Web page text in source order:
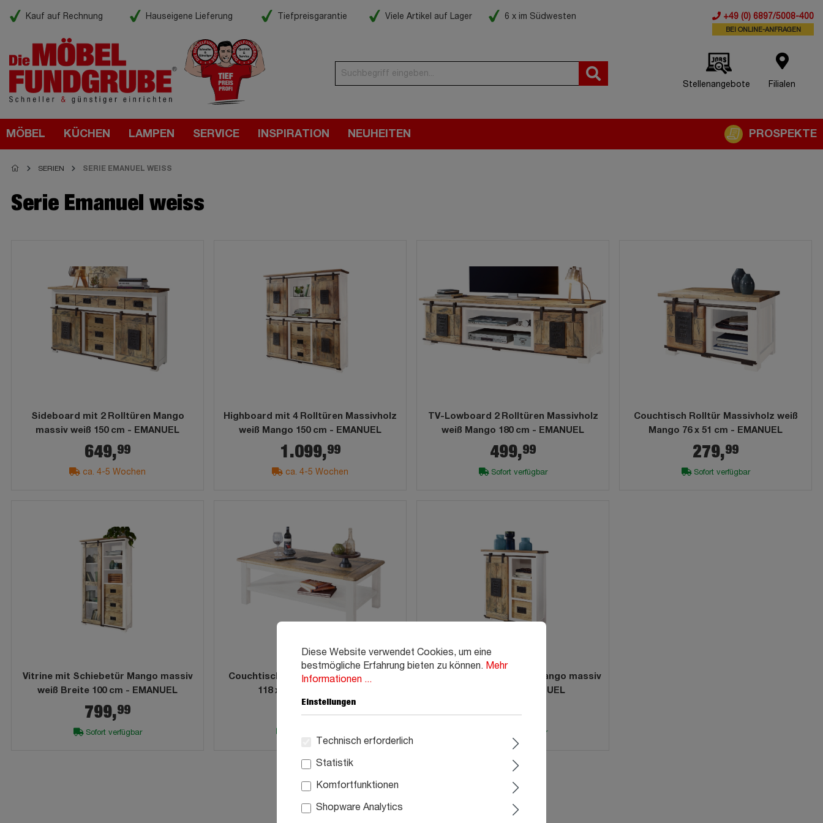
Kauf auf Rechnung Hauseigene Lieferung Tiefpreisgarantie Viele Artikel auf Lager 6 x im Südwesten +49 (0) 6897/5008-400
BEI ONLINE-ANFRAGEN
Stellenangebote Filialen
MÖBEL KÜCHEN LAMPEN SERVICE INSPIRATION NEUHEITEN PROSPEKTE
SERIEN SERIE EMANUEL WEISS
Serie Emanuel weiss
Sideboard mit 2 Rolltüren Mango
massiv weiß 150 cm - EMANUEL
649,99
ca. 4-5 Wochen
Highboard mit 4 Rolltüren Massivholz
weiß Mango 150 cm - EMANUEL
1.099,99
ca. 4-5 Wochen
TV-Lowboard 2 Rolltüren Massivholz
weiß Mango 180 cm - EMANUEL
499,99
Sofort verfügbar
Couchtisch Rolltür Massivholz weiß
Mango 76 x 51 cm - EMANUEL
279,99
Sofort verfügbar
Vitrine mit Schiebetür Mango massiv
weiß Breite 100 cm - EMANUEL
799,99
Sofort verfügbar
Couchtisch Massivholz weiß Mango
118 x 70 cm - EMANUEL
399,
Sideboard mit 1 Rolltür Mango massiv
weiß 75 cm - EMANUEL
449,
Sofort verfügbar
Diese Website verwendet Cookies, um eine
bestmögliche Erfahrung bieten zu können. Mehr
Informationen ...
Einstellungen
Technisch erforderlich
Statistik
Komfortfunktionen
Shopware Analytics